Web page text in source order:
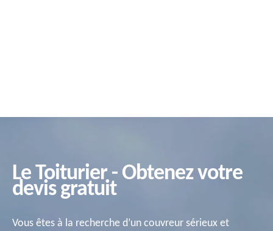
Le Toiturier - Obtenez votre
devis gratuit
Vous êtes à la recherche d’un couvreur sérieux et